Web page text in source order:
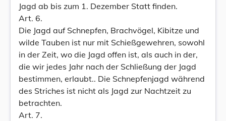
Jagd ab bis zum 1. Dezember Statt finden.
Art. 6.
Die Jagd auf Schnepfen, Brachvögel, Kibitze und
wilde Tauben ist nur mit Schießgewehren, sowohl
in der Zeit, wo die Jagd offen ist, als auch in der,
die wir jedes Jahr nach der Schließung der Jagd
bestimmen, erlaubt.. Die Schnepfenjagd während
des Striches ist nicht als Jagd zur Nachtzeit zu
betrachten.
Art. 7.